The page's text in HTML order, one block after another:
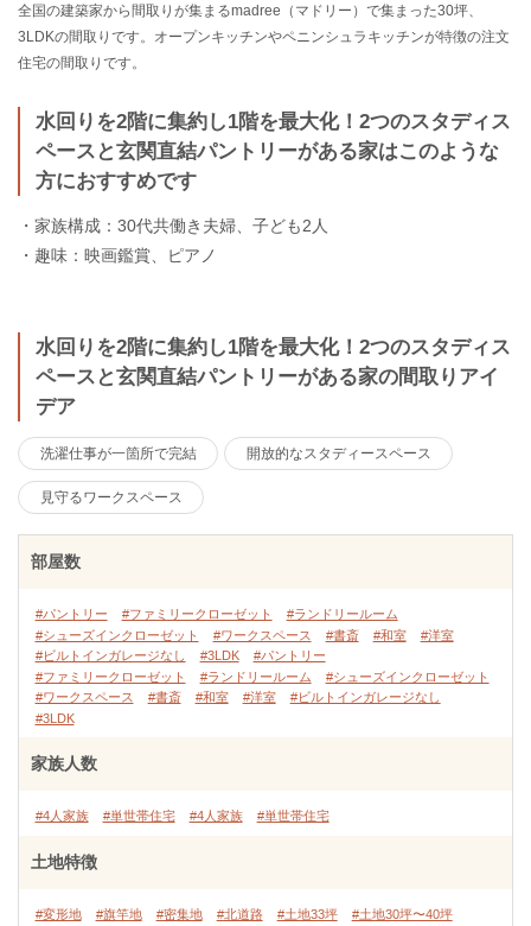
全国の建築家から間取りが集まるmadree（マドリー）で集まった30坪、
3LDKの間取りです。オープンキッチンやペニンシュラキッチンが特徴の注文
住宅の間取りです。
水回りを2階に集約し1階を最大化！2つのスタディス
ペースと玄関直結パントリーがある家はこのような
方におすすめです
・家族構成：30代共働き夫婦、子ども2人
・趣味：映画鑑賞、ピアノ
水回りを2階に集約し1階を最大化！2つのスタディス
ペースと玄関直結パントリーがある家の間取りアイ
デア
洗濯仕事が一箇所で完結 開放的なスタディースペース
見守るワークスペース
部屋数
#パントリー #ファミリークローゼット
#ランドリールーム
#シューズインクローゼット
#ワークスペース #書斎 #和室
#洋室
#ビルトインガレージなし
#3LDK
#パントリー
#ファミリークローゼット
#ランドリールーム
#シューズインクローゼット
#ワークスペース
#書斎 #和室 #洋室
#ビルトインガレージなし
#3LDK
家族人数
#4人家族 #単世帯住宅 #4人家族 #単世帯住宅
土地特徴
#変形地 #旗竿地 #密集地 #北道路 #土地33坪
#土地30坪〜40坪